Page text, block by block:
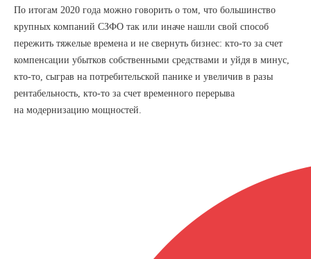
По итогам 2020 года можно говорить о том, что большинство
крупных компаний СЗФО так или иначе нашли свой способ
пережить тяжелые времена и не свернуть бизнес: кто-то за счет
компенсации убытков собственными средствами и уйдя в минус,
кто-то, сыграв на потребительской панике и увеличив в разы
рентабельность, кто-то за счет временного перерыва
на модернизацию мощностей.